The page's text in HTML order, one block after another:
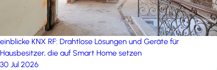
einblicke KNX RF: Drahtlose Lösungen und Geräte für
Hausbesitzer, die auf Smart Home setzen
30 Jul 2026